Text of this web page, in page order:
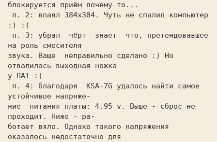
блокируется приём почему-то...
:) :(
на роль смесителя
звука. Ваще  неправильно сделано :) Но
отвалилась выходная ножка
у ПА1 :(
устойчивое напряже-
ние  питания платы: 4.95 v. Выше - сброс не
проходит. Ниже - ра-
ботает вяло. Однако такого напряжения
оказалось недостаточно для